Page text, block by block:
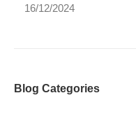
16/12/2024
Blog Categories